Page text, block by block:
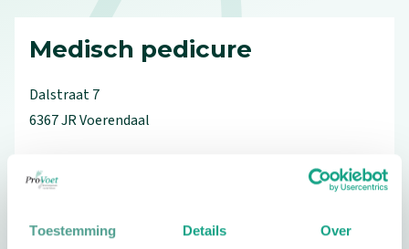
Toestemming Details Over
Medisch pedicure
Dalstraat7
6367 JRVoerendaal
Bezoek de website